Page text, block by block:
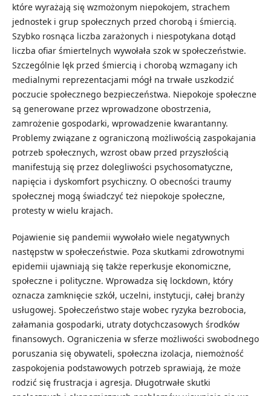
które wyrażają się wzmożonym niepokojem, strachem
jednostek i grup społecznych przed chorobą i śmiercią.
Szybko rosnąca liczba zarażonych i niespotykana dotąd
liczba ofiar śmiertelnych wywołała szok w społeczeństwie.
Szczególnie lęk przed śmiercią i chorobą wzmagany ich
medialnymi reprezentacjami mógł na trwałe uszkodzić
poczucie społecznego bezpieczeństwa. Niepokoje społeczne
są generowane przez wprowadzone obostrzenia,
zamrożenie gospodarki, wprowadzenie kwarantanny.
Problemy związane z ograniczoną możliwością zaspokajania
potrzeb społecznych, wzrost obaw przed przyszłością
manifestują się przez dolegliwości psychosomatyczne,
napięcia i dyskomfort psychiczny. O obecności traumy
społecznej mogą świadczyć też niepokoje społeczne,
protesty w wielu krajach.
Pojawienie się pandemii wywołało wiele negatywnych
następstw w społeczeństwie. Poza skutkami zdrowotnymi
epidemii ujawniają się także reperkusje ekonomiczne,
społeczne i polityczne. Wprowadza się lockdown, który
oznacza zamknięcie szkół, uczelni, instytucji, całej branży
usługowej. Społeczeństwo staje wobec ryzyka bezrobocia,
załamania gospodarki, utraty dotychczasowych środków
finansowych. Ograniczenia w sferze możliwości swobodnego
poruszania się obywateli, społeczna izolacja, niemożność
zaspokojenia podstawowych potrzeb sprawiają, że może
rodzić się frustracja i agresja. Długotrwałe skutki